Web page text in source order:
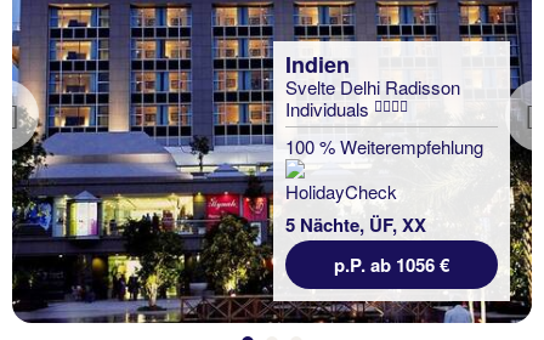
Previous
Indien
Svelte Delhi Radisson
Individuals
100 % Weiterempfehlung
5 Nächte, ÜF, XX
p.P. ab 1056 €